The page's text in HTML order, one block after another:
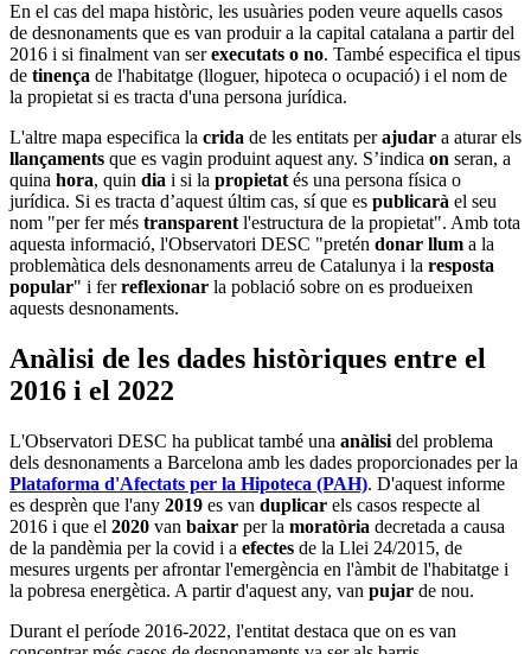
En el cas del mapa històric, les usuàries poden veure aquells casos
de desnonaments que es van produir a la capital catalana a partir del
2016 i si finalment van serexecutats o no. També especifica el tipus
de tinença de l'habitatge (lloguer, hipoteca o ocupació) i el nom de
la propietat si es tracta d'una persona jurídica.
L'altre mapa especifica la crida de les entitats perajudar a aturar els
llançaments que es vagin produint aquest any. S’indica on seran, a
quina hora, quin dia i si la propietatés una persona física o
jurídica. Si es tracta d’aquest últim cas, sí que es publicarà el seu
nom "per fer més transparentl'estructura de la propietat". Amb tota
aquesta informació, l'Observatori DESC "pretén donar llum a la
problemàtica dels desnonaments arreu de Catalunya i la resposta
popular" i ferreflexionar la població sobre on es produeixen
aquests desnonaments.
Anàlisi de les dades històriques entre el
2016 i el 2022
L'Observatori DESC ha publicat també una anàlisi del problema
dels desnonaments a Barcelona amb les dades proporcionades per la
Plataforma d'Afectats per la Hipoteca (PAH). D'aquest informe
es desprèn que l'any 2019 es van duplicar els casos respecte al
2016 i que el 2020 van baixar per la moratòria decretada a causa
de la pandèmia per la covid i a efectes de la Llei 24/2015, de
mesures urgents per afrontar l'emergència en l'àmbit de l'habitatge i
la pobresa energètica. A partir d'aquest any, van pujar de nou.
Durant el període 2016-2022, l'entitat destaca que on es van